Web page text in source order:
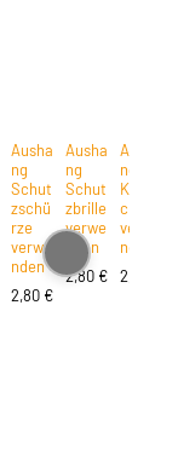
Ausha
ng
Schut
zschü
rze
verwe
nden
2,80 €
Ausha
ng
Schut
zbrille
verwe
nden
2,80 €
Ausha
ng
Kopfs
chutz
verwe
nden
2,80